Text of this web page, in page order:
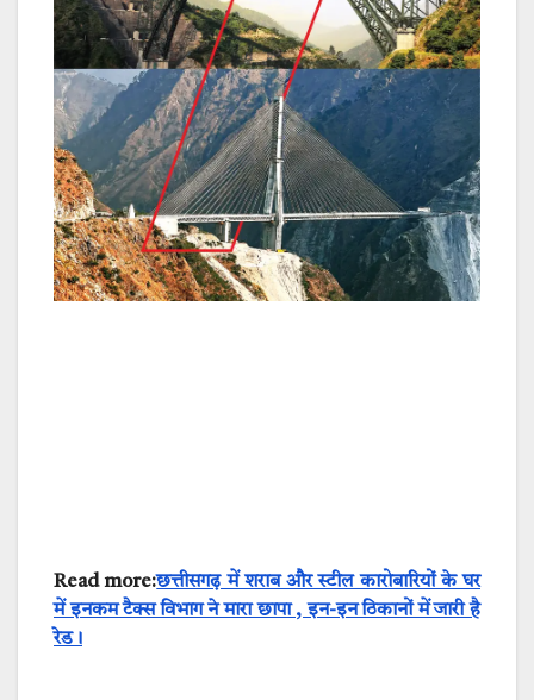
Read more:छत्तीसगढ़ में शराब और स्टील कारोबारियों के घर
में इनकम टैक्स विभाग ने मारा छापा , इन-इन ठिकानों में जारी है
रेड।